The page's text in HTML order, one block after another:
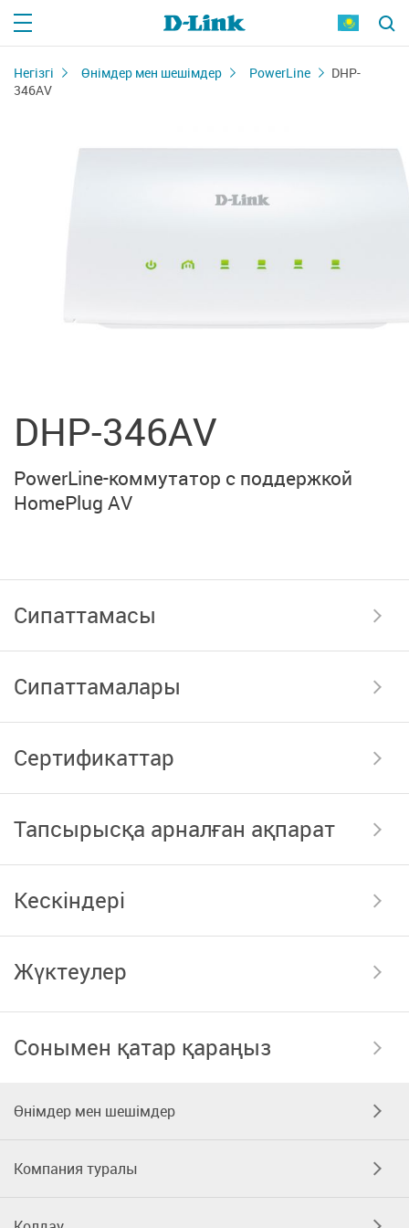
Негізгі Өнімдер мен шешімдер PowerLine
DHP-
346AV
DHP-346AV
PowerLine-коммутатор с поддержкой
HomePlug AV
Сипаттамасы
Сипаттамалары
Сертификаттар
Тапсырысқа арналған ақпарат
Кескіндері
Жүктеулер
Сонымен қатар қараңыз
Өнімдер мен шешімдер
Компания туралы